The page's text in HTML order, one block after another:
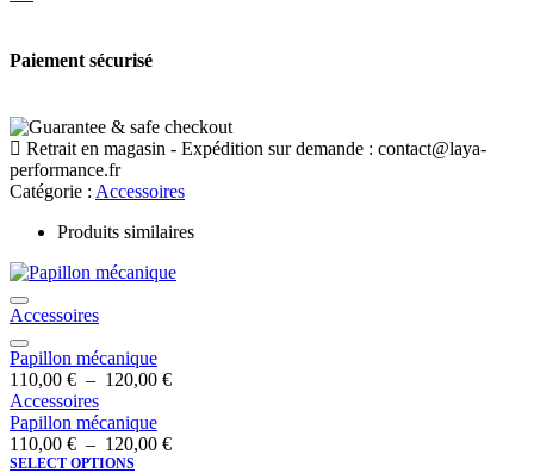
Paiement sécurisé
Retrait en magasin - Expédition sur demande : contact@laya-
performance.fr
Catégorie : Accessoires
Produits similaires
Accessoires
Papillon mécanique
110,00 € – 120,00 €
Accessoires
Papillon mécanique
110,00 € – 120,00 €
SELECT OPTIONS